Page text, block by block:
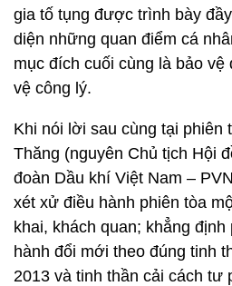
gia tố tụng được trình bày
diện những quan điểm cá
mục đích cuối cùng là bảo
vệ công lý.
Khi nói lời sau cùng tại phiên
Thăng (nguyên Chủ tịch Hội
đoàn Dầu khí Việt Nam –
xét xử điều hành phiên tòa
khai, khách quan; khẳng
hành đổi mới theo đúng tinh
2013 và tinh thần cải cách tư